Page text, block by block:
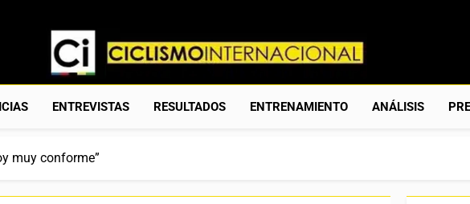
Ciclismo Internacional
Web Dedicada Al Ciclismo Mundial. Entrevistas, Análisis, Crónicas,
ENTREVISTAS RESULTADOS ENTRENAMIENTO ANÁLISIS
muy conforme”